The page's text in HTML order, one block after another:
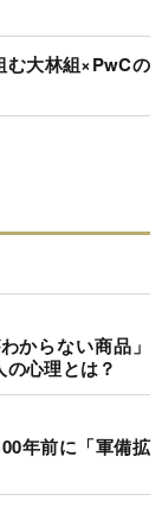
む大林組×PwCの
からない商品」
心理とは？
年前に「軍備拡